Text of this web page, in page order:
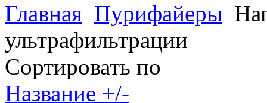
Главная Пурифайеры
ультрафильтрации
Сортировать по
Название +/-